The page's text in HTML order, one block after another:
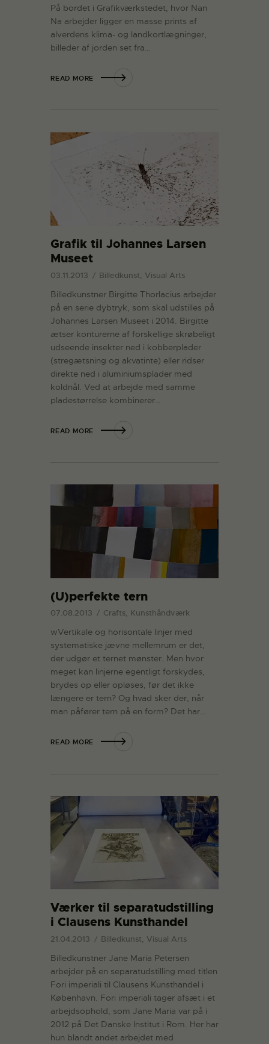
På bordet i Grafikværkstedet, hvor Nan
Na arbejder ligger en masse prints af
alverdens klima- og landkortlægninger,
billeder af jorden set fra…
READ MORE
Grafik til Johannes Larsen
Museet
03.11.2013 Billedkunst, Visual Arts
Billedkunstner Birgitte Thorlacius arbejder
på en serie dybtryk, som skal udstilles på
Johannes Larsen Museet i 2014. Birgitte
ætser konturerne af forskellige skrøbeligt
udseende insekter ned i kobberplader
(stregætsning og akvatinte) eller ridser
direkte ned i aluminiumsplader med
koldnål. Ved at arbejde med samme
pladestørrelse kombinerer…
READ MORE
(U)perfekte tern
07.08.2013 Crafts, Kunsthåndværk
wVertikale og horisontale linjer med
systematiske jævne mellemrum er det,
der udgør et ternet mønster. Men hvor
meget kan linjerne egentligt forskydes,
brydes op eller opløses, før det ikke
længere er tern? Og hvad sker der, når
man påfører tern på en form? Det har…
READ MORE
Værker til separatudstilling
i Clausens Kunsthandel
21.04.2013 Billedkunst, Visual Arts
Billedkunstner Jane Maria Petersen
arbejder på en separatudstilling med titlen
Fori imperiali til Clausens Kunsthandel i
København. Fori imperiali tager afsæt i et
arbejdsophold, som Jane Maria var på i
2012 på Det Danske Institut i Rom. Her har
hun blandt andet arbejdet med